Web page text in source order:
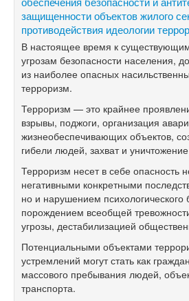
защищенности объектов жилого
противодействия идеологии
В настоящее время к
угрозам безопасности населения,
из наиболее опасных
терроризм.
Терроризм — это крайнее
взрывы, поджоги, организация
жизнеобеспечивающих объектов,
гибели людей, захват и
Терроризм несет в себе опасность
негативными конкретными
но и нарушением психологического
порождением всеобщей
угрозы, дестабилизацией
Потенциальными объектами
устремлений могут стать как
массового пребывания людей,
транспорта.